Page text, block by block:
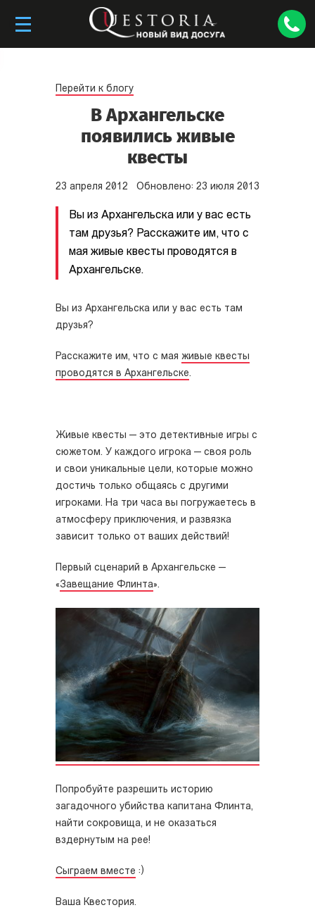
Перейти к блогу
В Архангельске
появились живые
квесты
23 апреля 2012 Обновлено: 23 июля 2013
Вы из Архангельска или у вас есть
там друзья? Расскажите им, что с
мая живые квесты проводятся в
Архангельске.
Вы из Архангельска или у вас есть там
друзья?
Расскажите им, что с мая живые квесты
проводятся в Архангельске.
Живые квесты — это детективные игры с
сюжетом. У каждого игрока — своя роль
и свои уникальные цели, которые можно
достичь только общаясь с другими
игроками. На три часа вы погружаетесь в
атмосферу приключения, и развязка
зависит только от ваших действий!
Первый сценарий в Архангельске —
«Завещание Флинта».
Попробуйте разрешить историю
загадочного убийства капитана Флинта,
найти сокровища, и не оказаться
вздернутым на рее!
Сыграем вместе :)
Ваша Квестория.